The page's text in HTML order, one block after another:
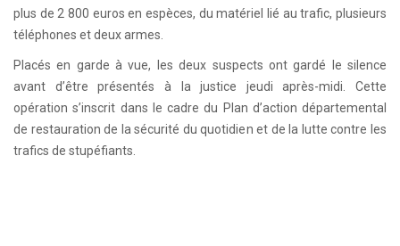
plus de 2 800 euros en espèces, du matériel lié au trafic, plusieurs
téléphones et deux armes.
Placés en garde à vue, les deux suspects ont gardé le silence
avant d’être présentés à la justice jeudi après-midi. Cette
opération s’inscrit dans le cadre du Plan d’action départemental
de restauration de la sécurité du quotidien et de la lutte contre les
trafics de stupéfiants.